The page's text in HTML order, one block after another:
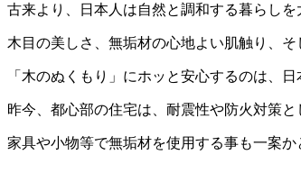
古来より、日本人は自然と調
木目の美しさ、無垢材の心地よい肌触り、
「木のぬくもり」にホッと安心するのは、
昨今、都心部の住宅は、耐震性や防火対策
家具や小物等で無垢材を使用する事も一案